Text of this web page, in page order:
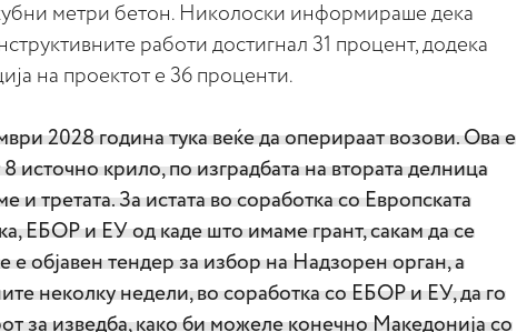
метри бетон. Николоски информираше дека
работи достигнал 31 процент, додека
на проектот е 36 проценти.
2028 година тука веќе да оперираат возови. Ова е
источно крило, по изградбата на втората делница
и третата. За истата во соработка со Европската
ЕБОР и ЕУ од каде што имаме грант, сакам да се
е објавен тендер за избор на Надзорен орган, а
неколку недели, во соработка со ЕБОР и ЕУ, да го
за изведба, како би можеле конечно Македонија со